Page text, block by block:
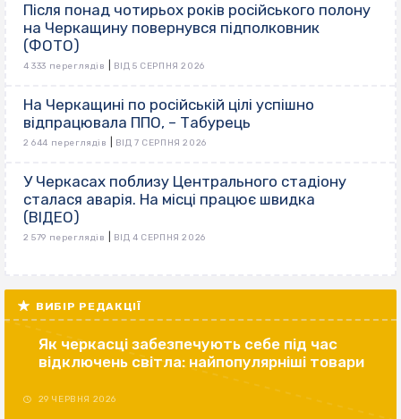
Після понад чотирьох років російського полону
на Черкащину повернувся підполковник
(ФОТО)
4 333 переглядів ВІД 5 СЕРПНЯ 2026
На Черкащині по російській цілі успішно
відпрацювала ППО, – Табурець
2 644 переглядів ВІД 7 СЕРПНЯ 2026
У Черкасах поблизу Центрального стадіону
сталася аварія. На місці працює швидка
(ВІДЕО)
2 579 переглядів ВІД 4 СЕРПНЯ 2026
ВИБІР РЕДАКЦІЇ
Як черкасці забезпечують себе під час
відключень світла: найпопулярніші товари
29 ЧЕРВНЯ 2026